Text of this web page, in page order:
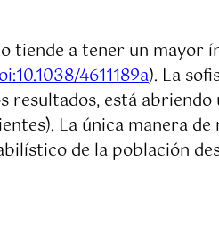
a tener un mayor
4611189a). La
está
La única manera
de la población